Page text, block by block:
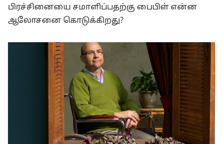
பிரச்சினையை சமாளிப்பதற்கு பைபிள் என்ன
ஆலோசனை கொடுக்கிறது?